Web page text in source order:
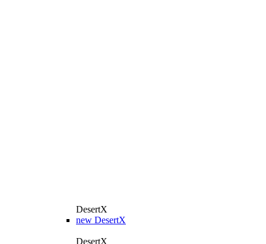
DesertX
new DesertX
DesertX